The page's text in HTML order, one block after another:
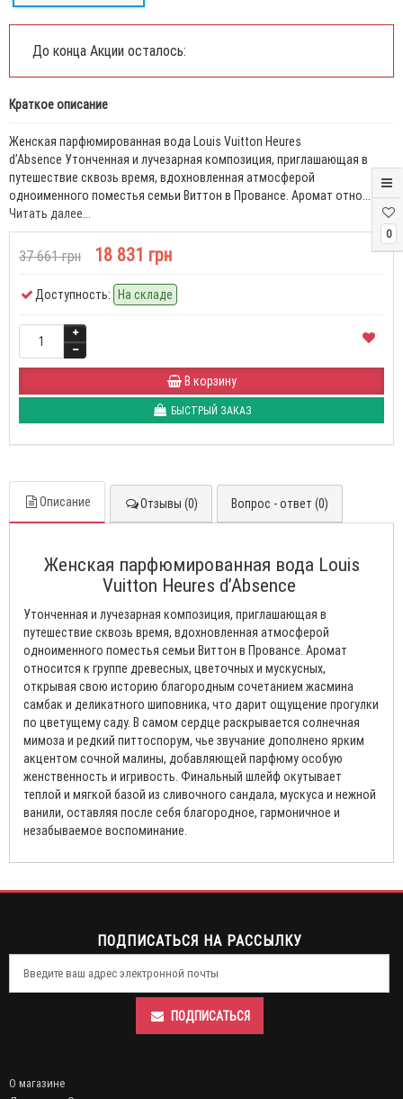
0
До конца Акции осталось:
Краткое описание
Женская парфюмированная вода Louis Vuitton Heures
d’Absence Утонченная и лучезарная композиция, приглашающая в
путешествие сквозь время, вдохновленная атмосферой
одноименного поместья семьи Виттон в Провансе. Аромат отно...
Читать далее...
37 661 грн 18 831 грн
Доступность: На складе
В корзину
БЫСТРЫЙ ЗАКАЗ
Описание Отзывы (0) Вопрос - ответ (0)
Женская парфюмированная вода Louis
Vuitton Heures d’Absence
Утонченная и лучезарная композиция, приглашающая в
путешествие сквозь время, вдохновленная атмосферой
одноименного поместья семьи Виттон в Провансе. Аромат
относится к группе древесных, цветочных и мускусных,
открывая свою историю благородным сочетанием жасмина
самбак и деликатного шиповника, что дарит ощущение прогулки
по цветущему саду. В самом сердце раскрывается солнечная
мимоза и редкий питтоспорум, чье звучание дополнено ярким
акцентом сочной малины, добавляющей парфюму особую
женственность и игривость. Финальный шлейф окутывает
теплой и мягкой базой из сливочного сандала, мускуса и нежной
ванили, оставляя после себя благородное, гармоничное и
незабываемое воспоминание.
ПОДПИСАТЬСЯ НА РАССЫЛКУ
ПОДПИСАТЬСЯ
О магазине